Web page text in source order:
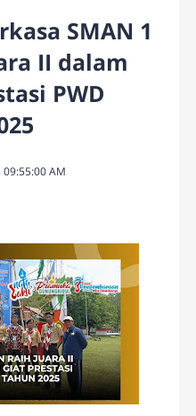
SMAN 1
II dalam
PWD
AM